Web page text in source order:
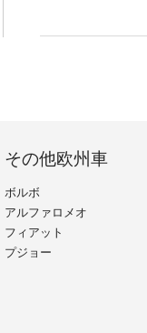
その他欧州車
ボルボ
アルファロメオ
フィアット
プジョー